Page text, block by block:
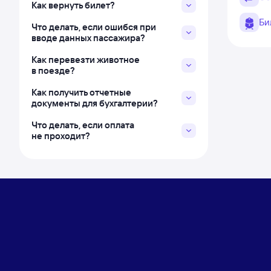
Как вернуть билет?
Что делать, если ошибся при
вводе данных пассажира?
Как перевезти животное
в поезде?
Как получить отчетные
документы для бухгалтерии?
Что делать, если оплата
не проходит?